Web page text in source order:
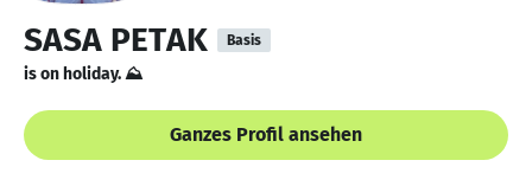
SASA PETAK Basis
is on holiday. ⛰
Ganzes Profil ansehen